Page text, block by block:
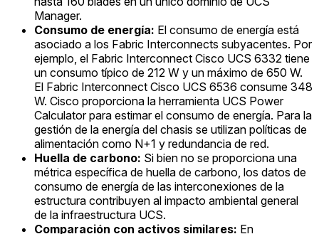
Manager.
Consumo de energía: El consumo de energía está
asociado a los Fabric Interconnects subyacentes. Por
ejemplo, el Fabric Interconnect Cisco UCS 6332 tiene
un consumo típico de 212 W y un máximo de 650 W.
El Fabric Interconnect Cisco UCS 6536 consume 348
W. Cisco proporciona la herramienta UCS Power
Calculator para estimar el consumo de energía. Para la
gestión de la energía del chasis se utilizan políticas de
alimentación como N+1 y redundancia de red.
Huella de carbono: Si bien no se proporciona una
métrica específica de huella de carbono, los datos de
consumo de energía de las interconexiones de la
estructura contribuyen al impacto ambiental general
de la infraestructura UCS.
Comparación con activos similares: En